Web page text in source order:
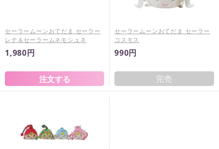
セーラームーンおてだま セーラー
レテ＆セーラームネモシュネ
1,980円
セーラームーンおてだま セーラー
コスモス
990円
完売